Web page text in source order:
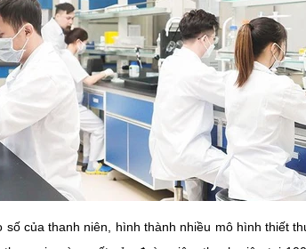
của thanh niên, hình thành nhiều mô hình thiết